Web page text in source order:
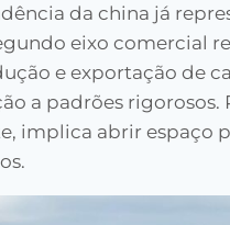
da china já
eixo comercial
e exportação de
a padrões rigorosos.
implica abrir espaço